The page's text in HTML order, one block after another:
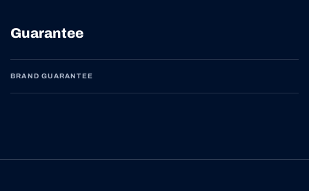
Guarantee
BRAND GUARANTEE